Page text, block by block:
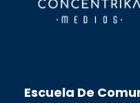
Escuela De